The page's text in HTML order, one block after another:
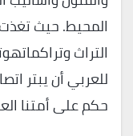
المحيط. حيث
التراث
للعربي أن يبتر
حكم على أمتنا